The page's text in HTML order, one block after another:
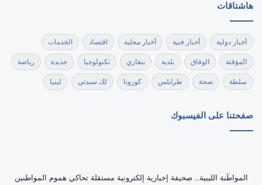
هاشتاقات
أخبار دولية أخبار فنية أخبار محلية اقتصاد الخدمات
المؤقتة الوفاق بلدية بنغازي تكنولوجيا جديدة رياضة
سلطة صحة طرابلس كورونا لك سيدتي ليبيا
صفحتنا على الفيسبوك
‏المواطَنة الليبية.. صحيفة إخبارية إلكترونية مستقلة تحاكي هموم المواطنين